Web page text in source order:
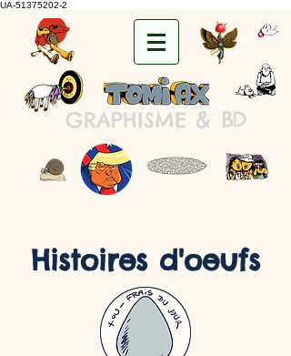
UA-51375202-2
GRAPHISME & BD
Histoires d'oeufs